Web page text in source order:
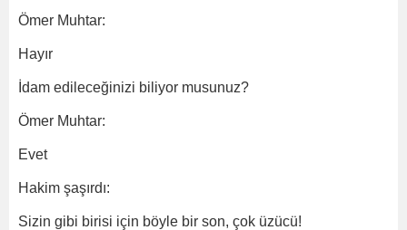
Ömer Muhtar:
Hayır
İdam edileceğinizi biliyor musunuz?
Ömer Muhtar:
Evet
Hakim şaşırdı:
Sizin gibi birisi için böyle bir son, çok üzücü!